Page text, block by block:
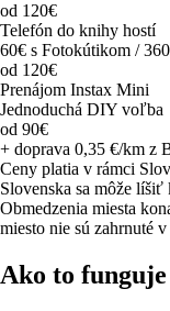
od 120€
Telefón do knihy hostí
60€ s Fotokútikom / 360
od 120€
Prenájom Instax Mini
Jednoduchá DIY voľba
od 90€
+ doprava 0,35 €/km z
Ceny platia v rámci
Slovenska sa môže
Obmedzenia miesta
miesto nie sú zahrnuté v
Ako to funguje